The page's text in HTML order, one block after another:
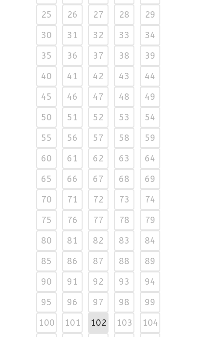
25
26 27 28
29
30
31 32 33
34
35
36 37 38
39
40
41 42 43
44
45
46 47 48
49
50
51 52 53
54
55
56 57 58
59
60
61 62 63
64
65
66 67 68
69
70
71 72 73
74
75
76 77 78
79
80
81 82 83
84
85
86 87 88
89
90
91 92 93
94
95
96 97 98
99
100
101 102 103
104